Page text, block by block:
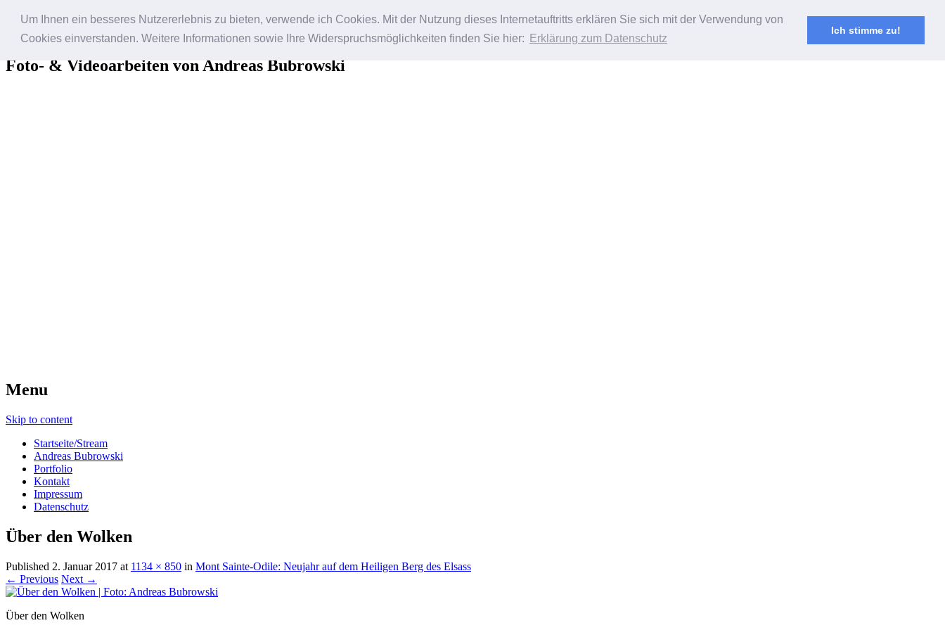
Um Ihnen ein besseres Nutzererlebnis zu bieten, verwende ich Cookies. Mit der Nutzung dieses Internetauftritts erklären Sie sich mit der Verwendung von
Cookies einverstanden. Weitere Informationen sowie Ihre Widerspruchsmöglichkeiten finden Sie hier:
Erklärung zum Datenschutz
Ich stimme zu!
Bildfantasien
Foto- & Videoarbeiten von Andreas Bubrowski
Menu
Skip to content
Startseite/Stream
Andreas Bubrowski
Portfolio
Kontakt
Impressum
Datenschutz
Über den Wolken
Published 2. Januar 2017 at 1134 × 850 in Mont Sainte-Odile: Neujahr auf dem Heiligen Berg des Elsass
← Previous Next →
Über den Wolken